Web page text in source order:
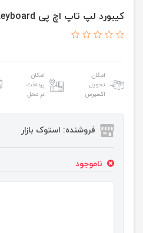
کیبورد لپ تاپ اچ پی HP 840 G3 Keyboard
امکان
تحویل
اکسپرس
امکان
پرداخت
در محل
فروشنده: استوک بازار
ناموجود